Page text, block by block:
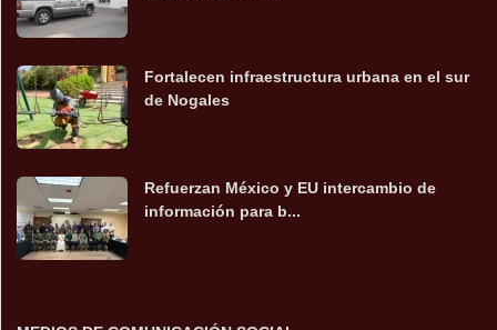
Fortalecen infraestructura urbana en el sur
de Nogales
Refuerzan México y EU intercambio de
información para b...